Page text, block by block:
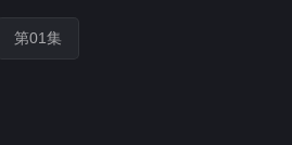
第01集